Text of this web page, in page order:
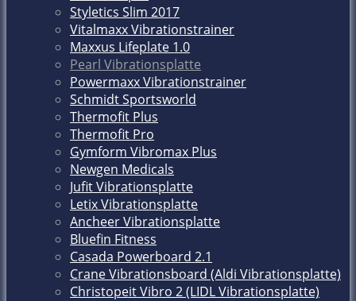
Styletics Slim 2017
Vitalmaxx Vibrationstrainer
Maxxus Lifeplate 1.0
Pearl Vibrationsplatte
Powermaxx Vibrationstrainer
Schmidt Sportsworld
Thermofit Plus
Thermofit Pro
Gymform Vibromax Plus
Newgen Medicals
Jufit Vibrationsplatte
Letix Vibrationsplatte
Ancheer Vibrationsplatte
Bluefin Fitness
Casada Powerboard 2.1
Crane Vibrationsboard (Aldi Vibrationsplatte)
Christopeit Vibro 2 (LIDL Vibrationsplatte)